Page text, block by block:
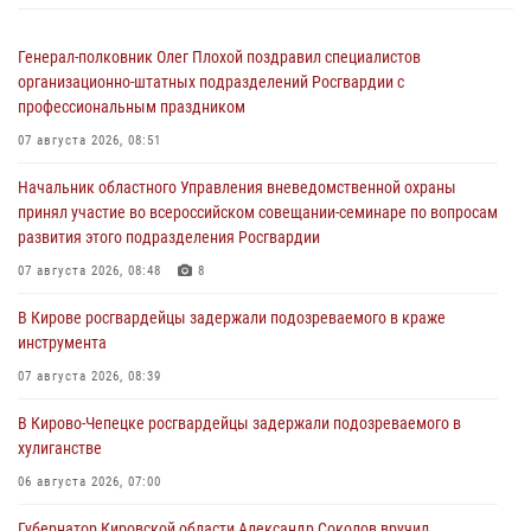
Генерал-полковник Олег Плохой поздравил специалистов
организационно-штатных подразделений Росгвардии с
профессиональным праздником
07 августа 2026, 08:51
Начальник областного Управления вневедомственной охраны
принял участие во всероссийском совещании-семинаре по вопросам
развития этого подразделения Росгвардии
07 августа 2026, 08:48 8
В Кирове росгвардейцы задержали подозреваемого в краже
инструмента
07 августа 2026, 08:39
В Кирово-Чепецке росгвардейцы задержали подозреваемого в
хулиганстве
06 августа 2026, 07:00